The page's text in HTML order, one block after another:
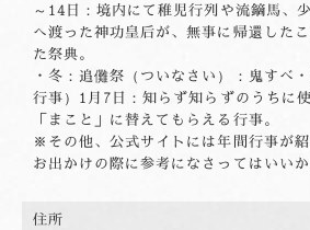
～14日：境内にて稚児行列や流鏑馬、
へ渡った神功皇后が、無事に帰還した
た祭典。
・冬：追儺祭（ついなさい）：鬼すべ
行事）1月7日：知らず知らずのうちに
「まこと」に替えてもらえる行事。
※その他、公式サイトには年間行事が紹
お出かけの際に参考になさってはいい
住所